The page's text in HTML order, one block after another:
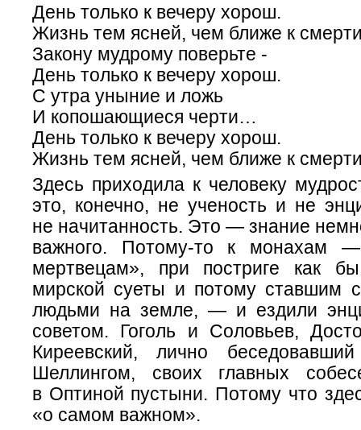
День только к вечеру хорош.
Жизнь тем ясней, чем ближе к
Закону мудрому поверьте -
День только к вечеру хорош.
С утра уныние и ложь
И копошающиеся черти…
День только к вечеру хорош.
Жизнь тем ясней, чем ближе к
Здесь приходила к человеку
это, конечно, не ученость и не
не начитанность. Это — знание
важного. Потому-то к монахам
мертвецам», при постриге как
мирской суеты и потому ставшим
людьми на земле, — и ездили
советом. Гоголь и Соловьев,
Киреевский, лично
Шеллингом, своих главных
в Оптиной пустыни. Потому что
«о самом важном».